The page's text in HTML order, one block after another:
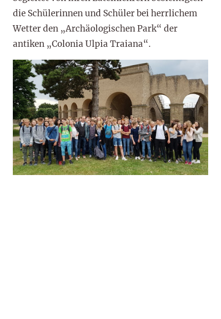
die Schülerinnen und Schüler bei herrlichem
Wetter den „Archäologischen Park“ der
antiken „Colonia Ulpia Traiana“.